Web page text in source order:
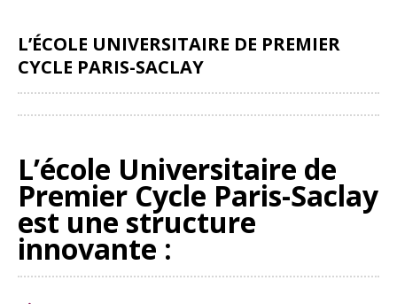
L’ÉCOLE UNIVERSITAIRE DE PREMIER
CYCLE PARIS-SACLAY
L’école Universitaire de
Premier Cycle Paris-Saclay
est une structure
innovante :